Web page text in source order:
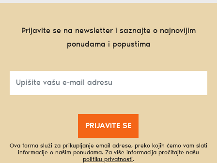
Prijavite se na newsletter i saznajte o najnovijim
ponudama i popustima
PRIJAVITE SE
Ova forma služi za prikupljanje email adrese, preko kojih ćemo vam slati
informacije o našim ponudama. Za više informacija pročitajte našu
politiku privatnosti.